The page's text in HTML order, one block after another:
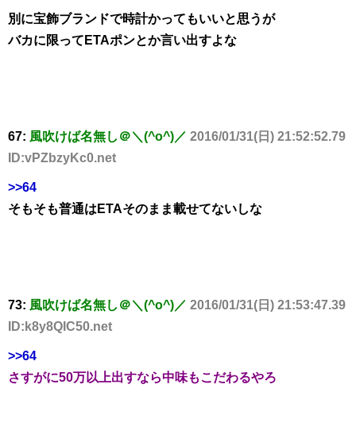
別に宝飾ブランドで時計かってもいいと思うが
バカに限ってETAポンとか言い出すよな
67: 風吹けば名無し＠＼(^o^)／ 2016/01/31(日) 21:52:52.79
ID:vPZbzyKc0.net
>>64
そもそも普通はETAそのまま載せてないしな
73: 風吹けば名無し＠＼(^o^)／ 2016/01/31(日) 21:53:47.39
ID:k8y8QIC50.net
>>64
さすがに50万以上出すなら中味もこだわるやろ